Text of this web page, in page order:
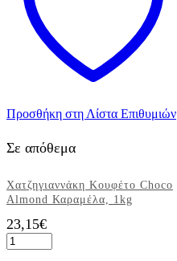
Προσθήκη στη Λίστα Επιθυμιών
Σε απόθεμα
Χατζηγιαννάκη Κουφέτο Choco
Almond Καραμέλα, 1kg
23,15€
Χατζηγιαννάκη
Κουφέτο